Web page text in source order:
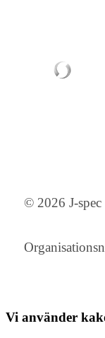
© 2026 J-
Vi använder